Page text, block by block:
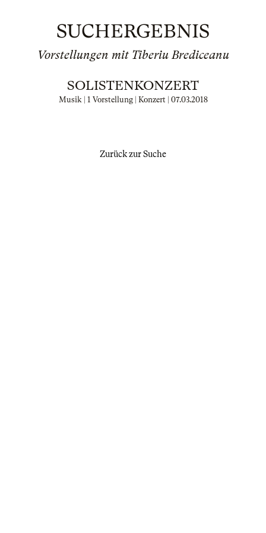
SUCHERGEBNIS
Vorstellungen mit Tiberiu Brediceanu
SOLISTENKONZERT
Musik | 1 Vorstellung | Konzert | 07.03.2018
Zurück zur Suche